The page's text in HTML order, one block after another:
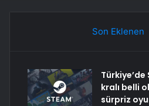
Son Eklenen
Türkiye’de
kralı belli
sürpriz